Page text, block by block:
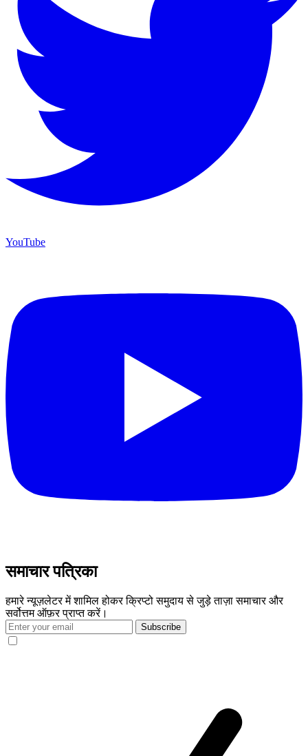
YouTube
समाचार पत्रिका
हमारे न्यूज़लेटर में शामिल होकर क्रिप्टो समुदाय से जुड़े ताज़ा समाचार और
सर्वोत्तम ऑफ़र प्राप्त करें।
Subscribe